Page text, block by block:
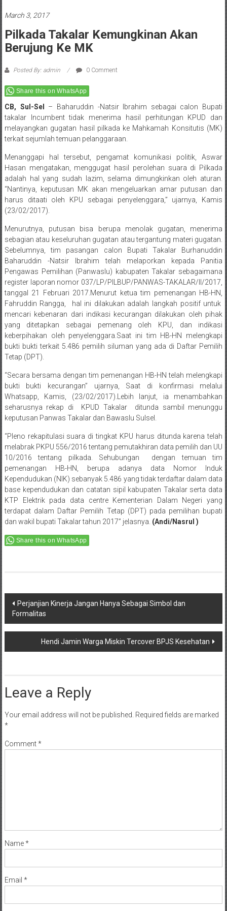
March 3, 2017
Pilkada Takalar Kemungkinan Akan
Berujung Ke MK
Posted By: admin 0 Comment
Share this on WhatsApp
CB, Sul-Sel
– Baharuddin -Natsir Ibrahim sebagai calon Bupati
takalar Incumbent tidak menerima hasil perhitungan KPUD dan
melayangkan gugatan hasil pilkada ke Mahkamah Konsitutis (MK)
terkait sejumlah temuan pelanggaraan.
Menanggapi hal tersebut, pengamat komunikasi politik, Aswar
Hasan mengatakan, menggugat hasil perolehan suara di Pilkada
adalah hal yang sudah lazim, selama dimungkinkan oleh aturan.
“Nantinya, keputusan MK akan mengeluarkan amar putusan dan
harus ditaati oleh KPU sebagai penyelenggara,” ujarnya, Kamis
(23/02/2017).
Menurutnya, putusan bisa berupa menolak gugatan, menerima
sebagian atau keseluruhan gugatan atau tergantung materi gugatan.
Sebelumnya, tim pasangan calon Bupati Takalar Burhanuddin
Baharuddin -Natsir Ibrahim telah melaporkan kepada Panitia
Pengawas Pemilihan (Panwaslu) kabupaten Takalar sebagaimana
register laporan nomor 037/LP/PILBUP/PANWAS-TAKALAR/II/2017,
tanggal 21 Februari 2017.Menurut ketua tim pemenangan HB-HN,
Fahruddin Rangga, hal ini dilakukan adalah langkah positif untuk
mencari kebenaran dari indikasi kecurangan dilakukan oleh pihak
yang ditetapkan sebagai pemenang oleh KPU, dan indikasi
keberpihakan oleh penyelenggara.Saat ini tim HB-HN melengkapi
bukti bukti terkait 5.486 pemilih siluman yang ada di Daftar Pemilih
Tetap (DPT).
“Secara bersama dengan tim pemenangan HB-HN telah melengkapi
bukti bukti kecurangan” ujarnya, Saat di konfirmasi melalui
Whatsapp, Kamis, (23/02/2017).Lebih lanjut, ia menambahkan
seharusnya rekap di KPUD Takalar ditunda sambil menunggu
keputusan Panwas Takalar dan Bawaslu Sulsel.
“Pleno rekapitulasi suara di tingkat KPU harus ditunda karena telah
melabrak PKPU 556/2016 tentang pemutakhiran data pemilih dan UU
10/2016 tentang pilkada. Sehubungan dengan temuan tim
pemenangan HB-HN, berupa adanya data Nomor Induk
Kependudukan (NIK) sebanyak 5.486 yang tidak terdaftar dalam data
base kependudukan dan catatan sipil kabupaten Takalar serta data
KTP Elektrik pada data centre Kementerian Dalam Negeri yang
terdapat dalam Daftar Pemilih Tetap (DPT) pada pemilihan bupati
dan wakil bupati Takalar tahun 2017” jelasnya. (Andi/Nasrul )
Share this on WhatsApp
Post
navigation
Perjanjian Kinerja Jangan Hanya Sebagai Simbol dan
Formalitas
Hendi Jamin Warga Miskin Tercover BPJS Kesehatan
Leave a Reply
Your email address will not be published. Required fields are marked
*
Comment*
Name*
Email *